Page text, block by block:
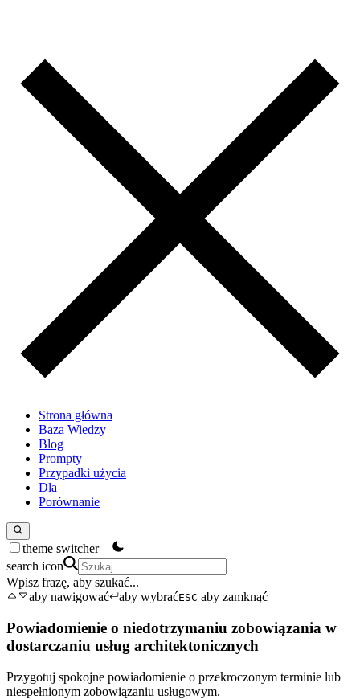
Strona główna
Baza Wiedzy
Blog
Prompty
Przypadki użycia
Dla
Porównanie
theme switcher
search icon
Wpisz frazę, aby szukać...
aby nawigować
aby wybraćESC aby zamknąć
Powiadomienie o niedotrzymaniu zobowiązania w
dostarczaniu usług architektonicznych
Przygotuj spokojne powiadomienie o przekroczonym terminie lub
niespełnionym zobowiązaniu usługowym.